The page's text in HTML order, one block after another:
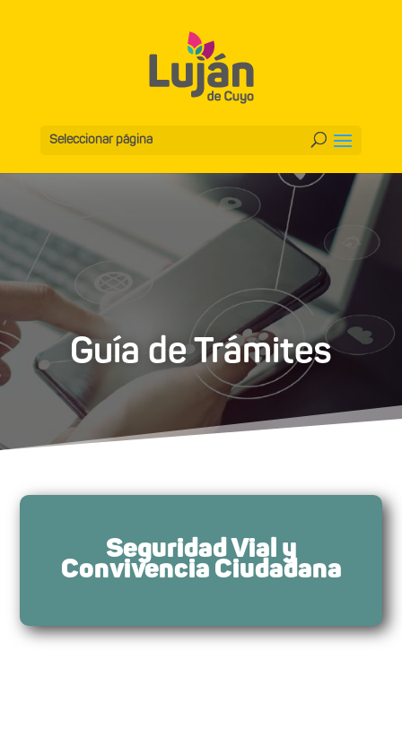
Seleccionar página
Guía de Trámites
Seguridad Vial y
Convivencia Ciudadana